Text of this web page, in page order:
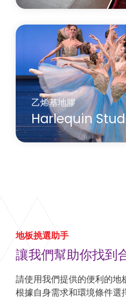
Harlequin Standfast 是一款耐
基表演地板，表面防滑。它是
板，也適用於舞蹈工作室和劇
了解更多
關於 Harlequin Standfast™
乙烯基地膠
Harlequin
地板挑選助手
讓我們幫助你找到
請使用我們提供的便利的地
根據自身需求和環境條件選